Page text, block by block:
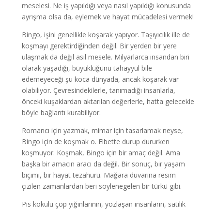
meselesi. Ne iş yapıldığı veya nasıl yapıldığı konusunda
ayrışma olsa da, eylemek ve hayat mücadelesi vermek!
Bingo, işini genellikle koşarak yapıyor. Taşıyıcılık ille de
koşmayı gerektirdiğinden değil. Bir yerden bir yere
ulaşmak da değil asıl mesele. Milyarlarca insandan biri
olarak yaşadığı, büyüklüğünü tahayyül bile
edemeyeceği şu koca dünyada, ancak koşarak var
olabiliyor. Çevresindekilerle, tanımadığı insanlarla,
önceki kuşaklardan aktarılan değerlerle, hatta gelecekle
böyle bağlantı kurabiliyor.
Romancı için yazmak, mimar için tasarlamak neyse,
Bingo için de koşmak o. Elbette durup dururken
koşmuyor. Koşmak, Bingo için bir amaç değil. Ama
başka bir amacın aracı da değil. Bir sonuç, bir yaşam
biçimi, bir hayat tezahürü. Mağara duvarına resim
çizilen zamanlardan beri söylenegelen bir türkü gibi.
Pis kokulu çöp yığınlarının, yozlaşan insanların, satılık